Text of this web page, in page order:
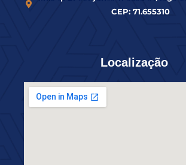
CEP: 71.655310
Localização